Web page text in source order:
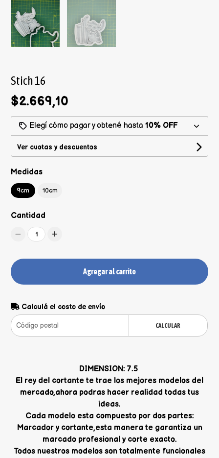
Stich 16
$2.669,10
Elegí cómo pagar y obtené hasta10% OFF
Ver cuotas y descuentos
Medidas
9cm 10cm
Cantidad
1
Agregar al carrito
Calculá el costo de envío
CALCULAR
DIMENSION: 7.5
El rey del cortante te trae los mejores modelos del
mercado,ahora podras hacer realidad todas tus
ideas.
Cada modelo esta compuesto por dos partes:
Marcador y cortante,esta manera te garantiza un
marcado profesional y corte exacto.
Todos nuestros modelos son totalmente funcionales